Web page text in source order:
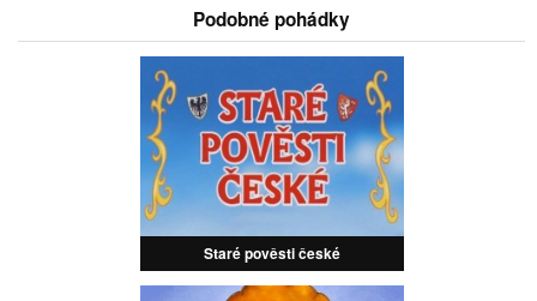
Podobné pohádky
Staré pověsti české